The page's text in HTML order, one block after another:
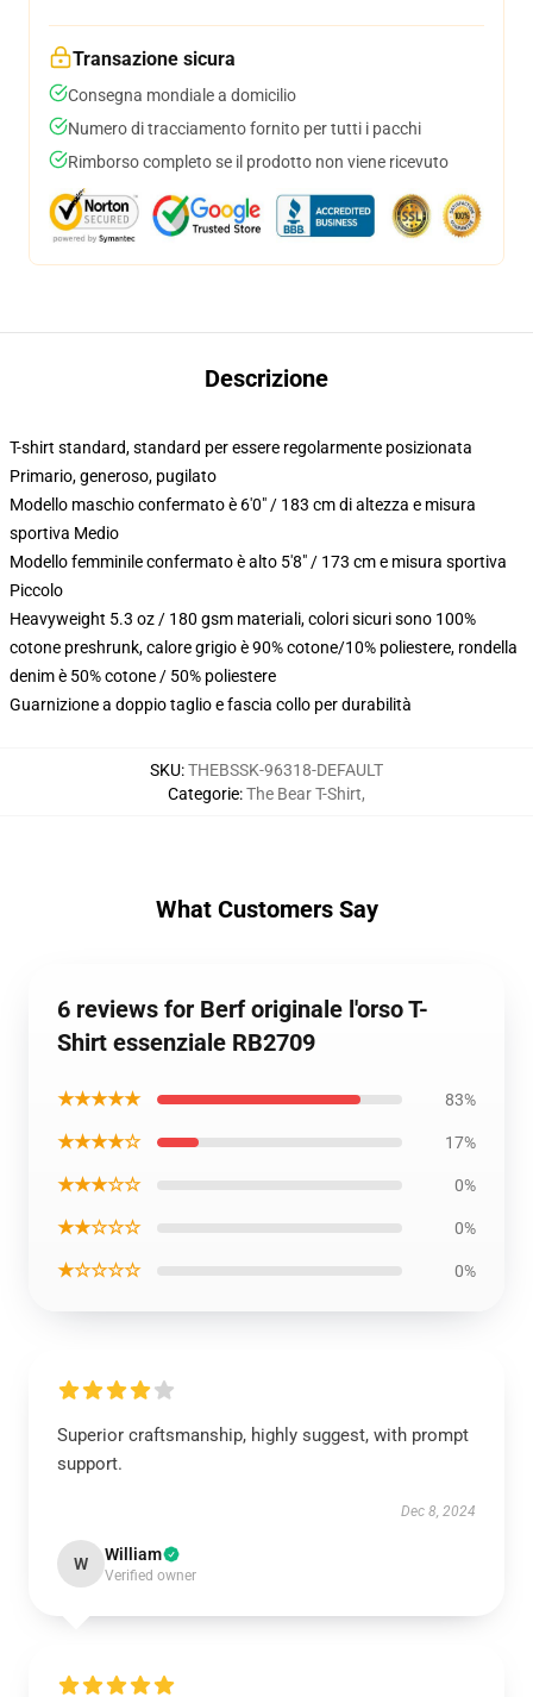
Transazione sicura
Consegna mondiale a domicilio
Numero di tracciamento fornito per tutti i pacchi
Rimborso completo se il prodotto non viene ricevuto
Descrizione
T-shirt standard, standard per essere regolarmente posizionata
Primario, generoso, pugilato
Modello maschio confermato è 6'0" / 183 cm di altezza e misura
sportiva Medio
Modello femminile confermato è alto 5'8" / 173 cm e misura sportiva
Piccolo
Heavyweight 5.3 oz / 180 gsm materiali, colori sicuri sono 100%
cotone preshrunk, calore grigio è 90% cotone/10% poliestere, rondella
denim è 50% cotone / 50% poliestere
Guarnizione a doppio taglio e fascia collo per durabilità
SKU:THEBSSK-96318-DEFAULT
Categorie:The Bear T-Shirt,
What Customers Say
6 reviews for Berf originale l'orso T-
Shirt essenziale RB2709
★★★★★ 83%
★★★★☆ 17%
★★★☆☆ 0%
★★☆☆☆ 0%
★☆☆☆☆ 0%
Superior craftsmanship, highly suggest, with prompt
support.
Dec 8, 2024
W William
Verified owner